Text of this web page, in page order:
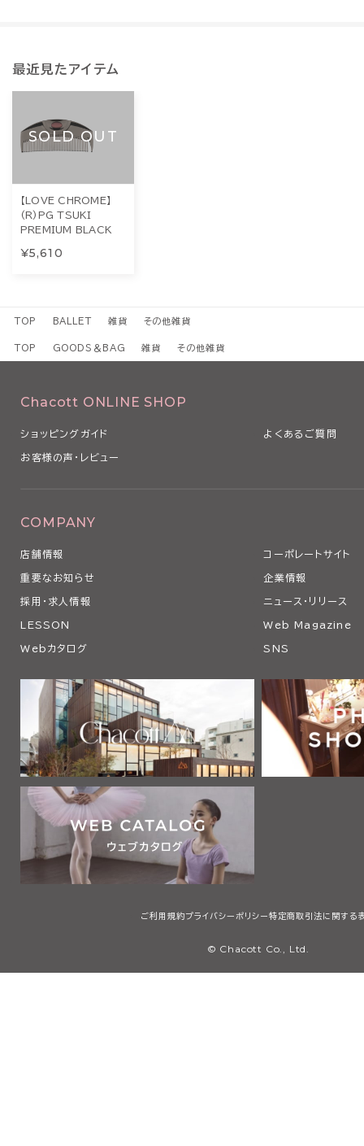
最近見たアイテム
SOLD OUT
【LOVE CHROME】
(R)PG TSUKI
PREMIUM BLACK
¥5,610
TOP BALLET 雑貨 その他雑貨
TOP GOODS＆BAG 雑貨 その他雑貨
Chacott ONLINE SHOP
ショッピングガイド よくあるご質問
お客様の声・レビュー
COMPANY
店舗情報 コーポレートサイト
重要なお知らせ 企業情報
採用・求人情報 ニュース・リリース
LESSON Web Magazine
Webカタログ SNS
ご利用規約プライバシーポリシー 特定商取引法に関する
© Chacott Co., Ltd.